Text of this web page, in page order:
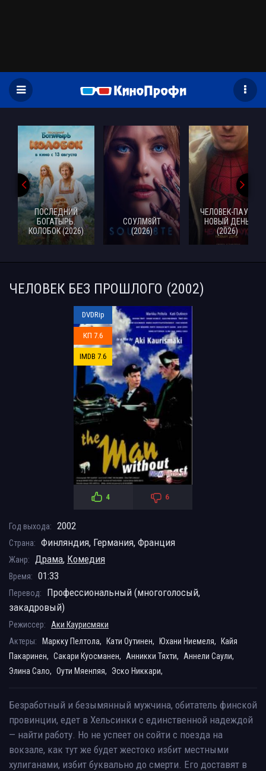
ПОСЛЕДНИЙ
БОГАТЫРЬ.
КОЛОБОК (2026)
СОУЛМ8ЙТ
(2026)
ЧЕЛОВЕК-ПАУК:
НОВЫЙ ДЕНЬ
(2026)
ЧЕЛОВЕК БЕЗ ПРОШЛОГО (2002)
DVDRip
КП 7.6
IMDB 7.6
4 6
Год выхода: 2002
Страна: Финляндия, Германия, Франция
Жанр: Драма, Комедия
Время: 01:33
Перевод:
Профессиональный (многоголосый,
закадровый)
Режиссер:
Аки Каурисмяки
Актеры:
Маркку Пелтола, Кати Оутинен, Юхани Ниемеля,
Кайя
Пакаринен, Сакари Куосманен, Анникки Тяхти,
Аннели Саули,
Элина Сало, Оути Мяенпяя, Эско Никкари,
Безработный и безымянный мужчина, обитатель финской
провинции, едет в Хельсинки с единственной надеждой
— найти работу. Но не успеет он сойти с поезда на
вокзале, как тут же будет жестоко избит местными
хулиганами, избит буквально до смерти. Его доставят в